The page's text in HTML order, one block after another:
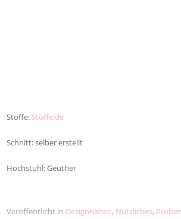
Stoffe: Stoffe.de
Schnitt: selber erstellt
Hochstuhl: Geuther
Veröffentlicht in Designnähen, Nützliches,